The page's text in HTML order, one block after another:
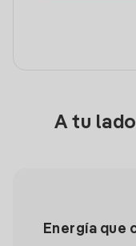
A tu
Energía que